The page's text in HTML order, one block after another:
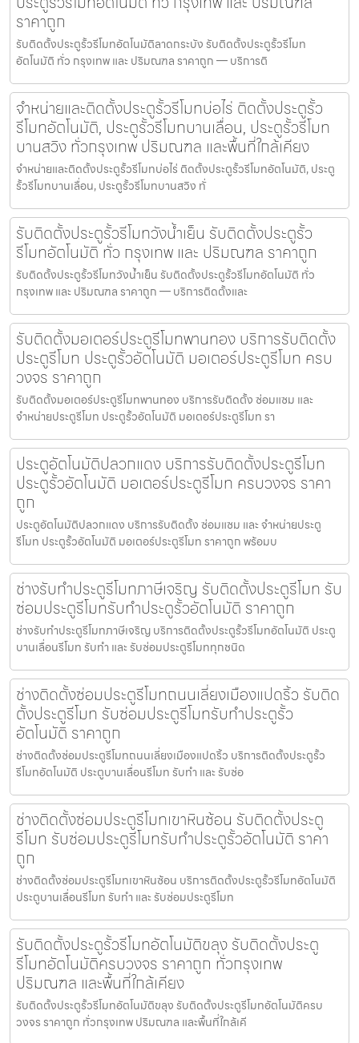
ราคาถูก
รับติดตั้งประตูรั้วรีโมทอัตโนมัติลาดกระบัง รับติดตั้งประตูรั้วรีโมท
อัตโนมัติ ทั่ว กรุงเทพ และ ปริมณฑล ราคาถูก — บริการติ
จำหน่ายและติดตั้งประตูรั้วรีโมทบ่อไร่ ติดตั้งประตูรั้ว
รีโมทอัตโนมัติ, ประตูรั้วรีโมทบานเลื่อน, ประตูรั้วรีโมท
บานสวิง ทั่วกรุงเทพ ปริมณฑล และพื้นที่ใกล้เคียง
จำหน่ายและติดตั้งประตูรั้วรีโมทบ่อไร่ ติดตั้งประตูรั้วรีโมทอัตโนมัติ, ประตู
รั้วรีโมทบานเลื่อน, ประตูรั้วรีโมทบานสวิง ทั่
รับติดตั้งประตูรั้วรีโมทวังน้ำเย็น รับติดตั้งประตูรั้ว
รีโมทอัตโนมัติ ทั่ว กรุงเทพ และ ปริมณฑล ราคาถูก
รับติดตั้งประตูรั้วรีโมทวังน้ำเย็น รับติดตั้งประตูรั้วรีโมทอัตโนมัติ ทั่ว
กรุงเทพ และ ปริมณฑล ราคาถูก — บริการติดตั้งและ
รับติดตั้งมอเตอร์ประตูรีโมทพานทอง บริการรับติดตั้ง
ประตูรีโมท ประตูรั้วอัตโนมัติ มอเตอร์ประตูรีโมท ครบ
วงจร ราคาถูก
รับติดตั้งมอเตอร์ประตูรีโมทพานทอง บริการรับติดตั้ง ซ่อมแซม และ
จำหน่ายประตูรีโมท ประตูรั้วอัตโนมัติ มอเตอร์ประตูรีโมท รา
ประตูอัตโนมัติปลวกแดง บริการรับติดตั้งประตูรีโมท
ประตูรั้วอัตโนมัติ มอเตอร์ประตูรีโมท ครบวงจร ราคา
ถูก
ประตูอัตโนมัติปลวกแดง บริการรับติดตั้ง ซ่อมแซม และ จำหน่ายประตู
รีโมท ประตูรั้วอัตโนมัติ มอเตอร์ประตูรีโมท ราคาถูก พร้อมบ
ช่างรับทำประตูรีโมทภาษีเจริญ รับติดตั้งประตูรีโมท รับ
ซ่อมประตูรีโมทรับทำประตูรั้วอัตโนมัติ ราคาถูก
ช่างรับทำประตูรีโมทภาษีเจริญ บริการติดตั้งประตูรั้วรีโมทอัตโนมัติ ประตู
บานเลื่อนรีโมท รับทำ และ รับซ่อมประตูรีโมททุกชนิด
ช่างติดตั้งซ่อมประตูรีโมทถนนเลี่ยงเมืองแปดริ้ว รับติด
ตั้งประตูรีโมท รับซ่อมประตูรีโมทรับทำประตูรั้ว
อัตโนมัติ ราคาถูก
ช่างติดตั้งซ่อมประตูรีโมทถนนเลี่ยงเมืองแปดริ้ว บริการติดตั้งประตูรั้ว
รีโมทอัตโนมัติ ประตูบานเลื่อนรีโมท รับทำ และ รับซ่อ
ช่างติดตั้งซ่อมประตูรีโมทเขาหินซ้อน รับติดตั้งประตู
รีโมท รับซ่อมประตูรีโมทรับทำประตูรั้วอัตโนมัติ ราคา
ถูก
ช่างติดตั้งซ่อมประตูรีโมทเขาหินซ้อน บริการติดตั้งประตูรั้วรีโมทอัตโนมัติ
ประตูบานเลื่อนรีโมท รับทำ และ รับซ่อมประตูรีโมท
รับติดตั้งประตูรั้วรีโมทอัตโนมัติขลุง รับติดตั้งประตู
รีโมทอัตโนมัติครบวงจร ราคาถูก ทั่วกรุงเทพ
ปริมณฑล และพื้นที่ใกล้เคียง
รับติดตั้งประตูรั้วรีโมทอัตโนมัติขลุง รับติดตั้งประตูรีโมทอัตโนมัติครบ
วงจร ราคาถูก ทั่วกรุงเทพ ปริมณฑล และพื้นที่ใกล้เคี